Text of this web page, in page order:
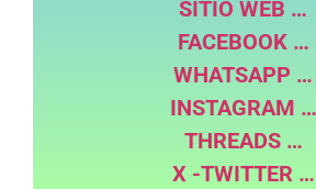
SITIO WEB …
FACEBOOK …
WHATSAPP …
INSTAGRAM …
THREADS …
X -TWITTER …